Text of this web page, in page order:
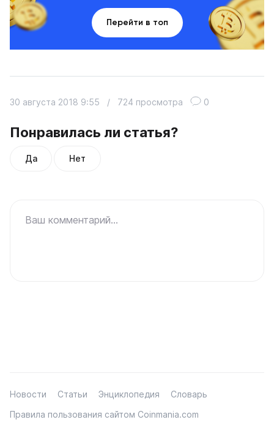
Перейти в топ
Понравилась ли статья?
Да Нет
30 августа 2018 9:55 / 724 просмотра 0
Ваш комментарий...
Новости Статьи Энциклопедия
Словарь
Правила пользования сайтом Coinmania.com